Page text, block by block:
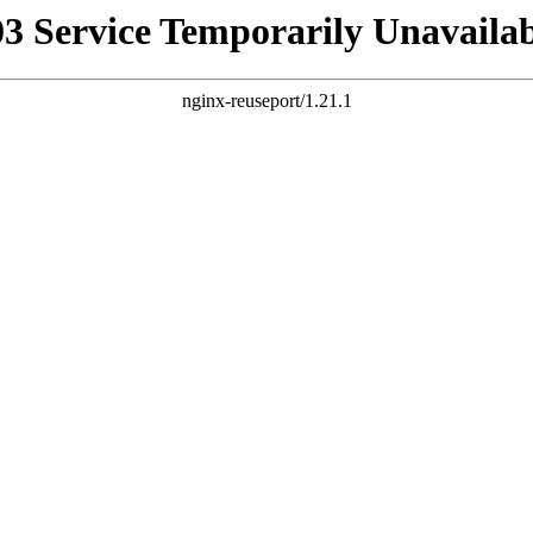
Service Temporarily
nginx-reuseport/1.21.1